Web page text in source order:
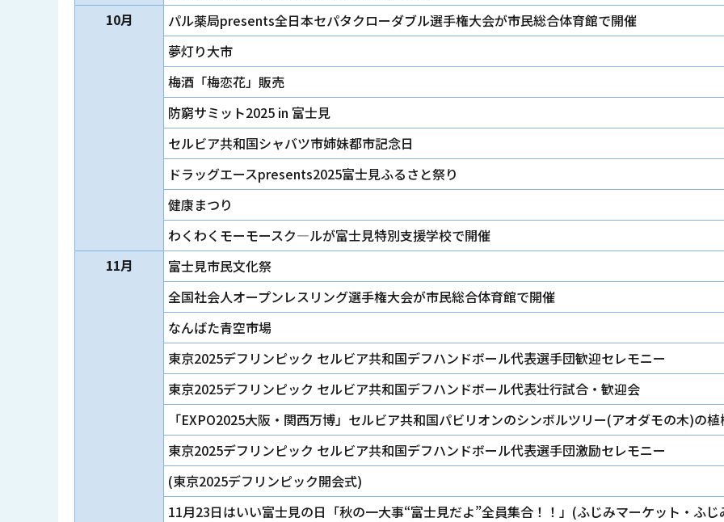
10月
パル薬局presents全日本セパタクローダブル選手権大会が市民総合体育館で開催
夢灯り大市
梅酒「梅恋花」販売
防窮サミット2025 in 富士見
セルビア共和国シャバツ市姉妹都市記念日
ドラッグエースpresents2025富士見ふるさと祭り
健康まつり
わくわくモーモースク―ルが富士見特別支援学校で開催
11月
富士見市民文化祭
全国社会人オープンレスリング選手権大会が市民総合体育館で開催
なんばた青空市場
東京2025デフリンピック セルビア共和国デフハンドボール代表選手団歓迎セレモニー
東京2025デフリンピック セルビア共和国デフハンドボール代表壮行試合・歓迎会
「EXPO2025大阪・関西万博」セルビア共和国パビリオンのシンボルツリー(アオダモの木)の
東京2025デフリンピック セルビア共和国デフハンドボール代表選手団激励セレモニー
(東京2025デフリンピック開会式)
11月23日はいい富士見の日「秋の一大事“富士見だよ”全員集合！！」(ふじみマーケット・ふ